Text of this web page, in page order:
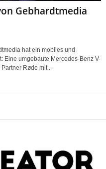
Gebhardtmedia
hat ein mobiles und
Eine umgebaute Mercedes-Benz V-
Røde mit...